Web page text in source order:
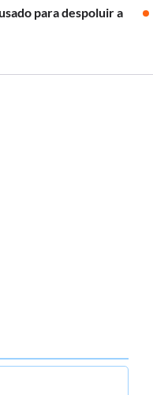
para despoluir a